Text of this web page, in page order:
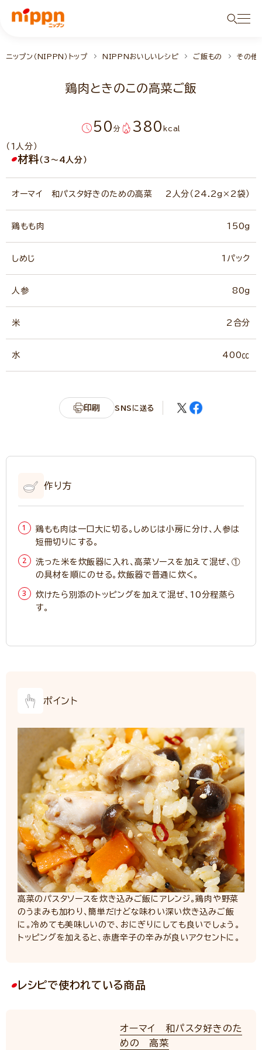
ニップン（NIPPN）トップ NIPPNおいしいレシピ ご飯もの その他
鶏肉ときのこの高菜ご飯
50 分 380kcal
（1人分）
材料（3～4人分）
オーマイ 和パスタ好きのための高菜 2人分（24.2g×2袋）
鶏もも肉 150g
しめじ 1パック
人参 80g
米 2合分
水 400㏄
印刷 SNSに送る
作り方
鶏もも肉は一口大に切る。しめじは小房に分け、人参は
短冊切りにする。
洗った米を炊飯器に入れ、高菜ソースを加えて混ぜ、①
の具材を順にのせる。炊飯器で普通に炊く。
炊けたら別添のトッピングを加えて混ぜ、10分程蒸ら
す。
ポイント
高菜のパスタソースを炊き込みご飯にアレンジ。鶏肉や野菜
のうまみも加わり、簡単だけどな味わい深い炊き込みご飯
に。冷めても美味しいので、おにぎりにしても良いでしょう。
トッピングを加えると、赤唐辛子の辛みが良いアクセントに。
レシピで使われている商品
オーマイ 和パスタ好きのた
めの 高菜